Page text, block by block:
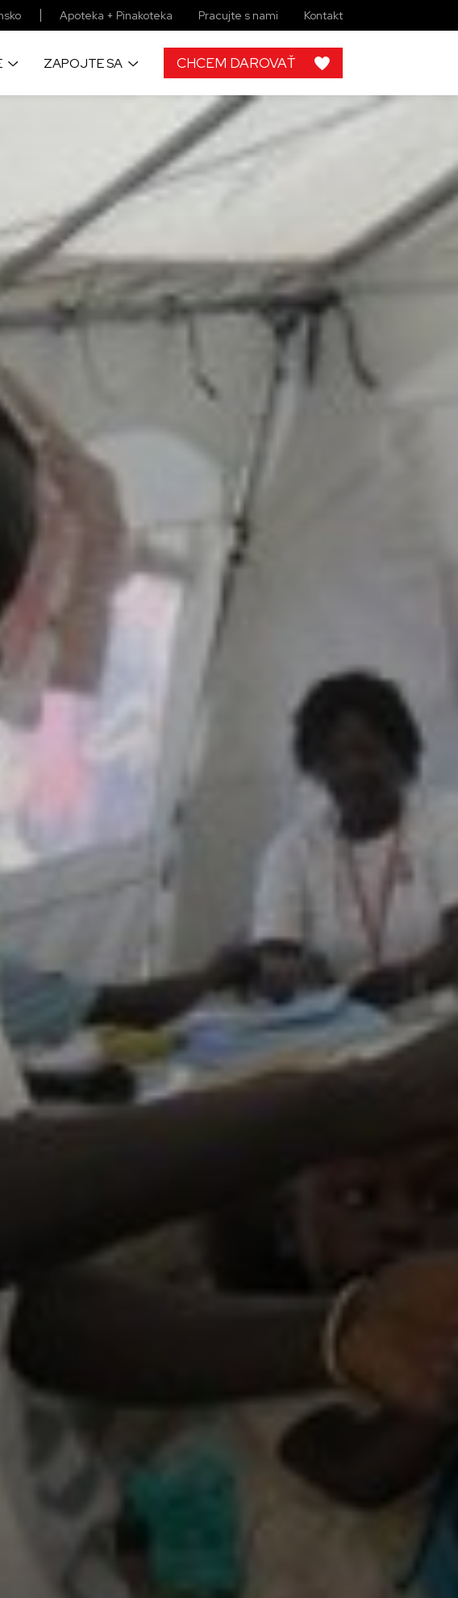
Apoteka + Pinakoteka Pracujte s nami Kontakt
viac o
ZAPOJTE SA
prostriedkov pochádza od ľudí ako
Udržateľnosť našich projektov, by
možná bez spolupráce s
a nadáciami
účty
Pre vás neznamenajú žiadny
zachrániť život
závislí od odhodlania,
obetavosti a tvrdej práce ľudí v
teréne aj v kancelárii
CHCEM DAROVAŤ